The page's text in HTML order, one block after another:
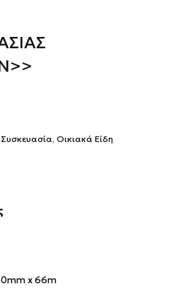
Οικιακά Είδη
x 66m